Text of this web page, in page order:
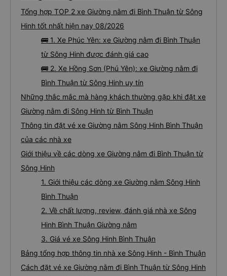
Tổng hợp TOP 2 xe Giường nằm đi Bình Thuận từ Sông
Hinh tốt nhất hiện nay 08/2026
🚌 1. Xe Phúc Yên: xe Giường nằm đi Bình Thuận
từ Sông Hinh được đánh giá cao
🚌 2. Xe Hồng Sơn (Phú Yên): xe Giường nằm đi
Bình Thuận từ Sông Hinh uy tín
Những thắc mắc mà hàng khách thường gặp khi đặt xe
Giường nằm đi Sông Hinh từ Bình Thuận
Thông tin đặt vé xe Giường nằm Sông Hinh Bình Thuận
của các nhà xe
Giới thiệu về các dòng xe Giường nằm đi Bình Thuận từ
Sông Hinh
1. Giới thiệu các dòng xe Giường nằm Sông Hinh
Bình Thuận
2. Về chất lượng, review, đánh giá nhà xe Sông
Hinh Bình Thuận Giường nằm
3. Giá vé xe Sông Hinh Bình Thuận
Bảng tổng hợp thông tin nhà xe Sông Hinh - Bình Thuận
Cách đặt vé xe Giường nằm đi Bình Thuận từ Sông Hinh